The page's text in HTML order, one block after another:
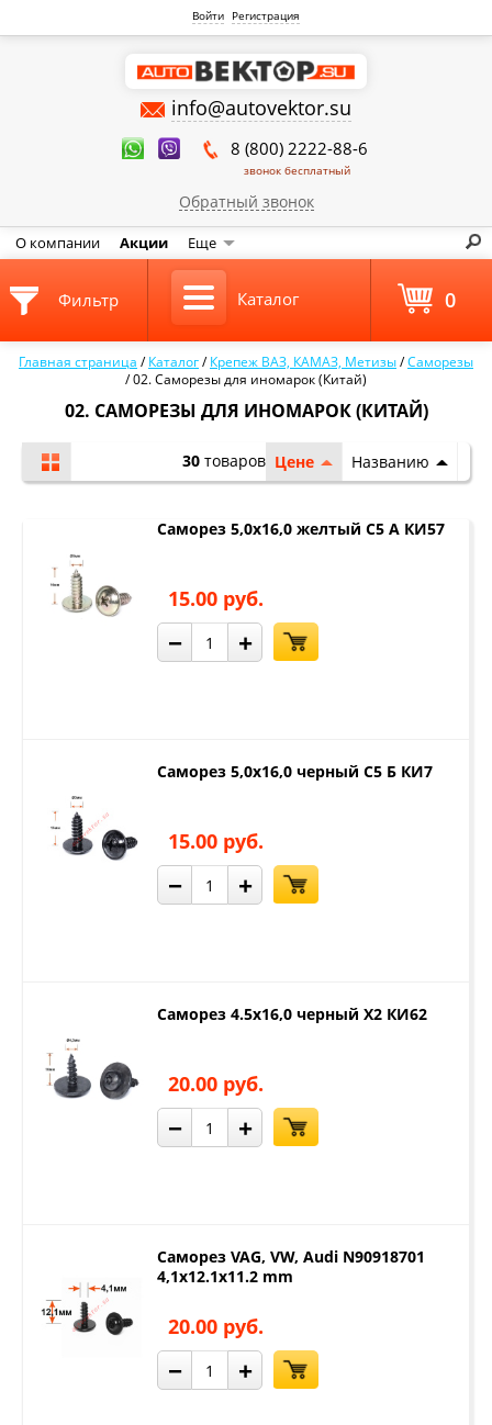
Войти Регистрация
info@autovektor.su
8 (800) 2222-88-6
звонок бесплатный
Обратный звонок
О компании Акции Еще
Главная страница /Каталог/Крепеж ВАЗ, КАМАЗ, Метизы/Саморезы
/02. Саморезы для иномарок (Китай)
02. САМОРЕЗЫ ДЛЯ ИНОМАРОК (КИТАЙ)
Цене Названию
30 товаров
Саморез 5,0х16,0 желтый С5 А КИ57
15.00 руб.
− +
Саморез 5,0х16,0 черный С5 Б КИ7
15.00 руб.
− +
Саморез 4.5х16,0 черный Х2 КИ62
20.00 руб.
− +
Саморез VAG, VW, Audi N90918701
4,1x12.1x11.2 mm
20.00 руб.
− +
Фильтр Каталог 0